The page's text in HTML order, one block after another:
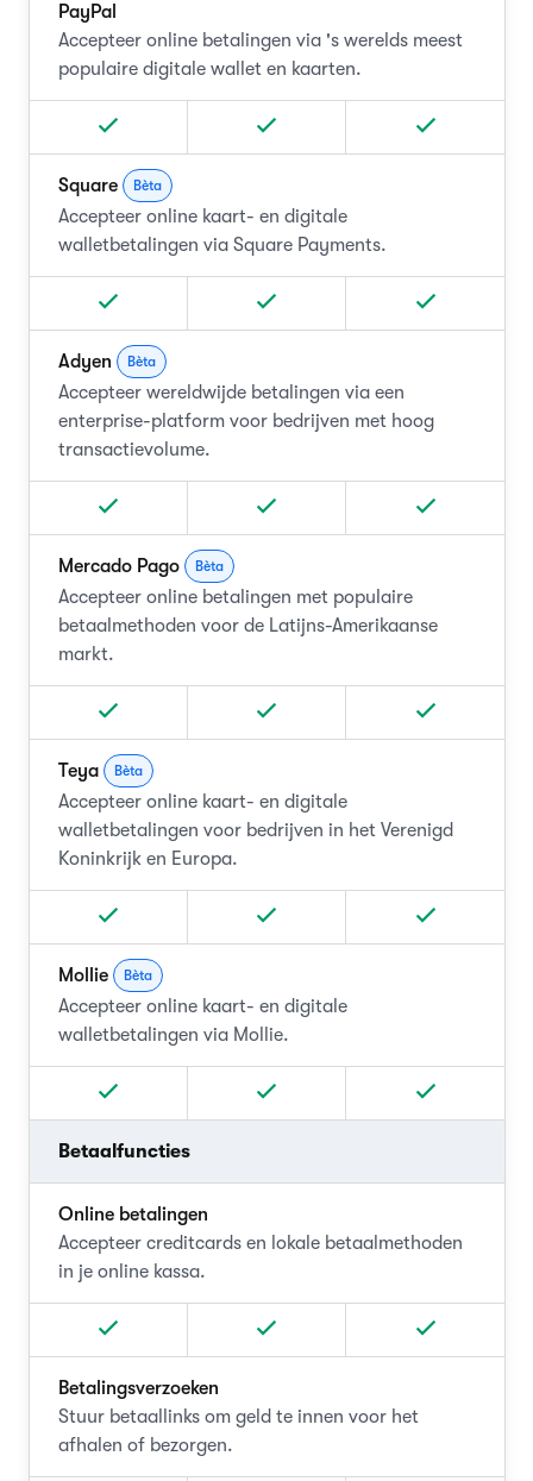
PayPal
Accepteer online betalingen via 's werelds meest
populaire digitale wallet en kaarten.
Square Bèta
Accepteer online kaart- en digitale
walletbetalingen via Square Payments.
Adyen Bèta
Accepteer wereldwijde betalingen via een
enterprise-platform voor bedrijven met hoog
transactievolume.
Mercado Pago Bèta
Accepteer online betalingen met populaire
betaalmethoden voor de Latijns-Amerikaanse
markt.
Teya Bèta
Accepteer online kaart- en digitale
walletbetalingen voor bedrijven in het Verenigd
Koninkrijk en Europa.
Mollie Bèta
Accepteer online kaart- en digitale
walletbetalingen via Mollie.
Betaalfuncties
Online betalingen
Accepteer creditcards en lokale betaalmethoden
in je online kassa.
Betalingsverzoeken
Stuur betaallinks om geld te innen voor het
afhalen of bezorgen.